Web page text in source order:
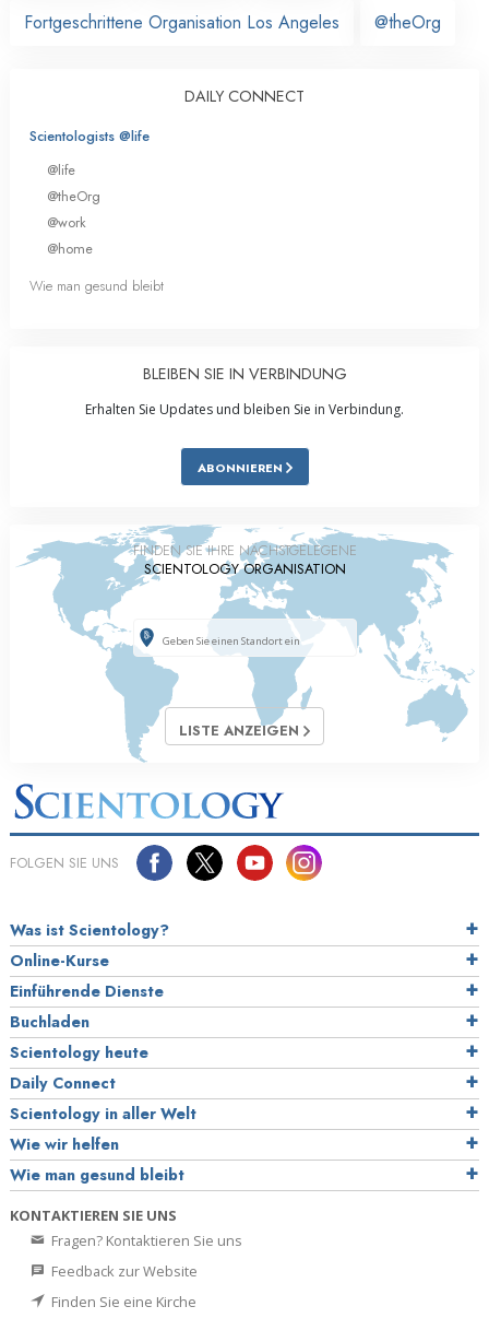
Fortgeschrittene Organisation Los Angeles @theOrg
DAILY CONNECT
Scientologists @life
@life
@theOrg
@work
@home
Wie man gesund bleibt
BLEIBEN SIE IN VERBINDUNG
Erhalten Sie Updates und bleiben Sie in Verbindung.
ABONNIEREN
FINDEN SIE IHRE NÄCHSTGELEGENE
SCIENTOLOGY ORGANISATION
LISTE ANZEIGEN
FOLGEN SIE UNS
Was ist Scientology?
Online-Kurse
Einführende Dienste
Buchladen
Scientology heute
Daily Connect
Scientology in aller Welt
Wie wir helfen
Wie man gesund bleibt
KONTAKTIEREN SIE UNS
Fragen? Kontaktieren Sie uns
Feedback zur Website
Finden Sie eine Kirche